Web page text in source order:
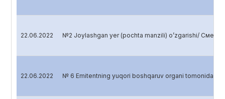
22.06.2022 №2 Joylashgan yer (pochta manzili) o’zgarishi/
22.06.2022 № 6 Emitentning yuqori boshqaruv organi tomonidan